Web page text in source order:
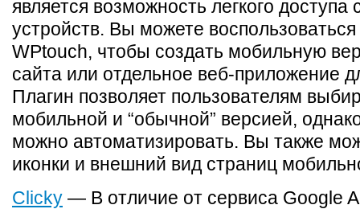
является возможность легкого доступа
устройств. Вы можете воспользоваться
WPtouch, чтобы создать мобильную
сайта или отдельное веб-приложение
Плагин позволяет пользователям
мобильной и “обычной” версией,
можно автоматизировать. Вы также
иконки и внешний вид страниц
Clicky — В отличие от сервиса Google